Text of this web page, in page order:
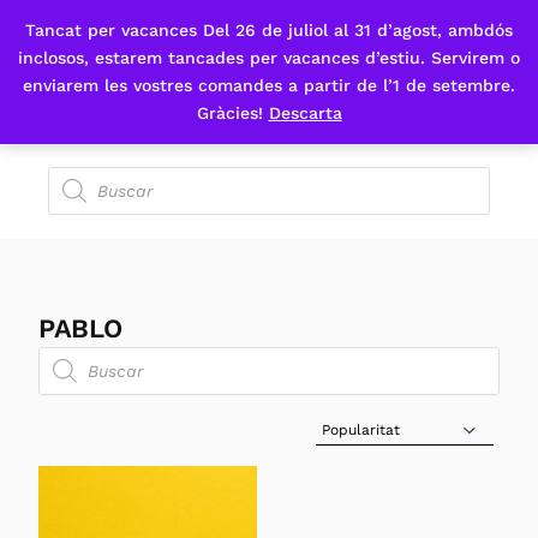
Tancat per vacances Del 26 de juliol al 31 d’agost, ambdós
inclosos, estarem tancades per vacances d’estiu. Servirem o
enviarem les vostres comandes a partir de l’1 de setembre.
Gràcies! Descarta
Fes-te'n sòcia
PABLO
Sort Products